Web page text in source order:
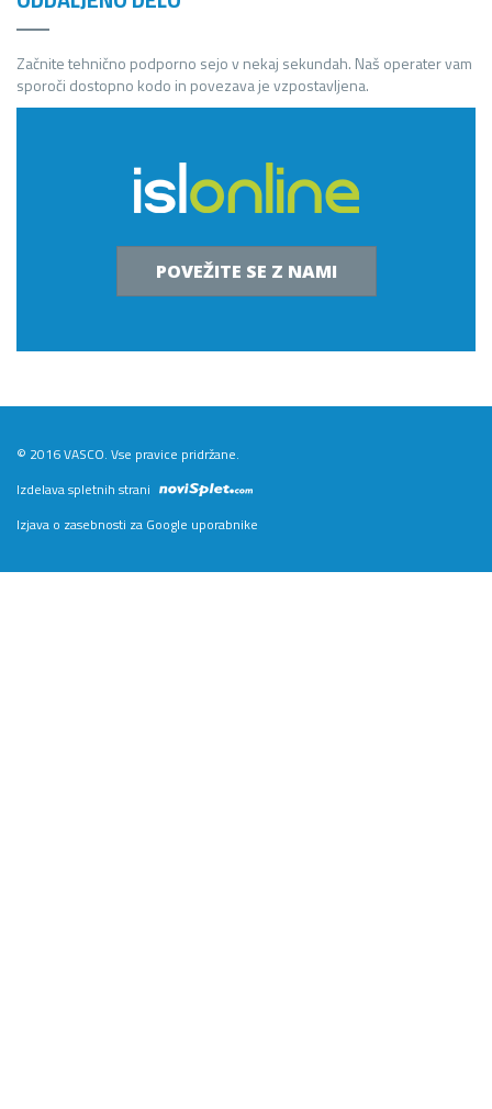
Začnite tehnično podporno sejo v nekaj sekundah. Naš operater vam
sporoči dostopno kodo in povezava je vzpostavljena.
POVEŽITE SE Z NAMI
© 2016 VASCO. Vse pravice pridržane.
Izdelava spletnih strani
Izjava o zasebnosti za Google uporabnike